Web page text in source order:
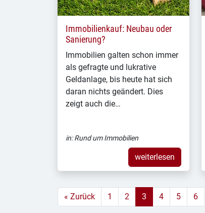
Immobilienkauf: Neubau oder
Sanierung?
Immobilien galten schon immer
als gefragte und lukrative
Geldanlage, bis heute hat sich
daran nichts geändert. Dies
zeigt auch die…
in:Rund um Immobilien
weiterlesen
« Zurück 1 2 3 4 5 6